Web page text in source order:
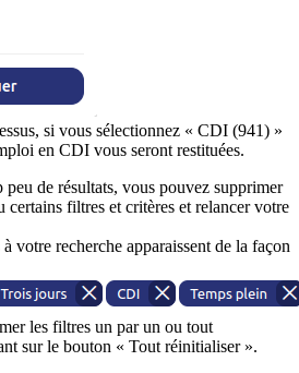
si vous sélectionnez « CDI (941) »
en CDI vous seront restituées.
peu de résultats, vous pouvez supprimer
certains filtres et critères et relancer votre
votre recherche apparaissent de la façon
les filtres un par un ou tout
sur le bouton « Tout réinitialiser ».